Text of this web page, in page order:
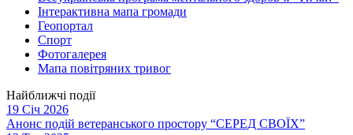
Інтерактивна мапа громади
Геопортал
Спорт
Фотогалерея
Мапа повітряних тривог
Найближчі події
19 Січ 2026
Анонс подій ветеранського простору “СЕРЕД СВОЇХ”